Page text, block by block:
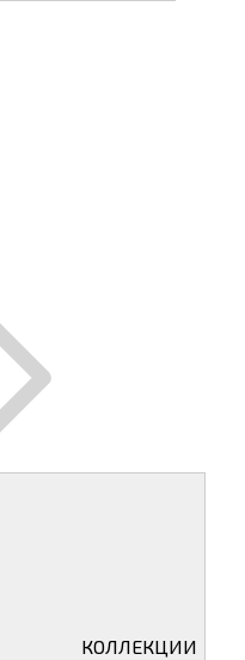
КОЛЛЕКЦИИ